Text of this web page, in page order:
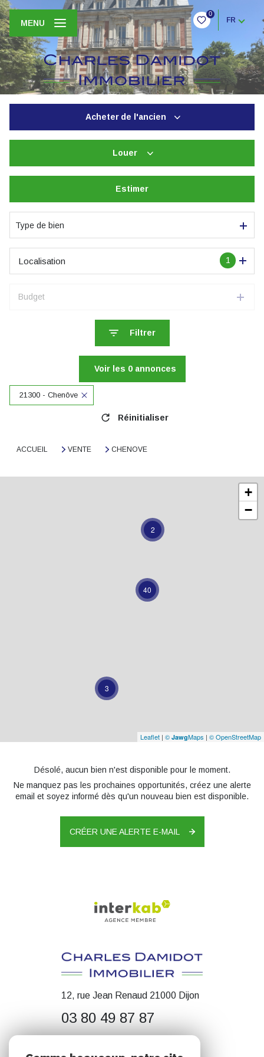
0
FR
MENU
Acheter de l'ancien
De l'immo pro
Louer
De l'immo pro
Estimer
Type de bien
1
Localisation
Budget
Filtrer
Voir les 0annonces
21300 - Chenôve
Réinitialiser
ACCUEIL VENTE CHENOVE
3
2
40
+
−
Leaflet | © JawgMaps | © OpenStreetMap
Désolé, aucun bien n'est disponible pour le moment.
Ne manquez pas les prochaines opportunités, créez une alerte
email et soyez informé dès qu'un nouveau bien est disponible.
CRÉER UNE ALERTE E-MAIL
12, rue Jean Renaud 21000 Dijon
03 80 49 87 87